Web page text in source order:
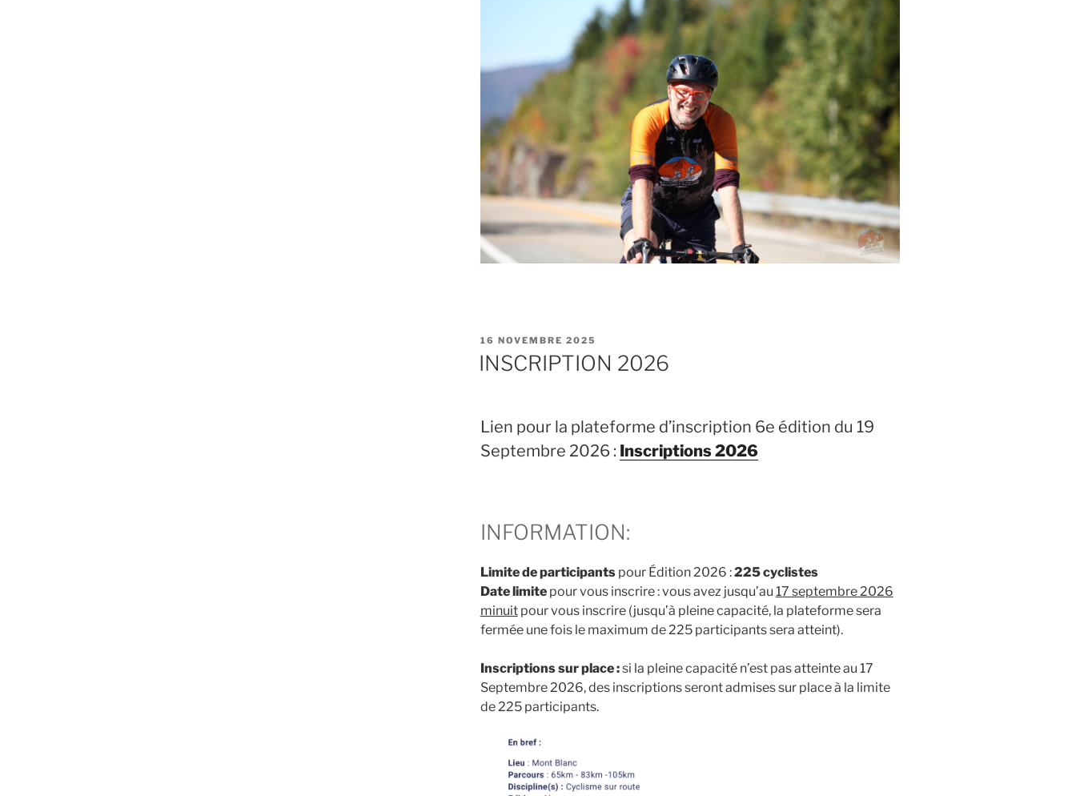
PUBLIÉ
16 NOVEMBRE 2025
INSCRIPTION 2026
Lien pour la plateforme d’inscription 6e édition du 19
Septembre 2026 : Inscriptions 2026
INFORMATION:
Limite de participantspour Édition 2026 :225 cyclistes
Date limitepour vous inscrire : vous avez jusqu’au 17 septembre 2026
minuitpour vous inscrire (jusqu’à pleine capacité, la plateforme sera
fermée une fois le maximum de 225 participants sera atteint).
Inscriptions sur place :si la pleine capacité n’est pas atteinte au 17
Septembre 2026, des inscriptions seront admises sur place à la limite
de 225 participants.